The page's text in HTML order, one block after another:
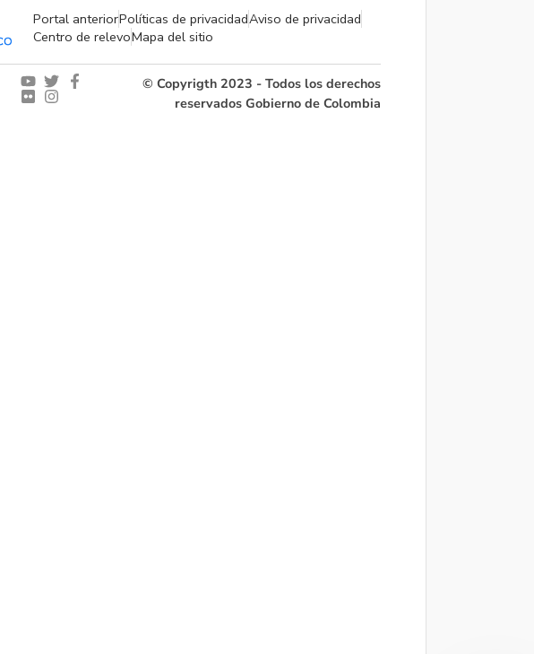
Portal anteriorPolíticas de privacidadAviso de privacidad
Centro de relevoMapa del sitio
© Copyrigth 2023 - Todos los derechos
reservados Gobierno de Colombia